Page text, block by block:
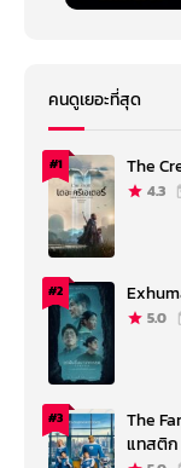
คนดูเยอะที่สุด
#1 The
4.3
#2
5.0
#3
The
แทสติก